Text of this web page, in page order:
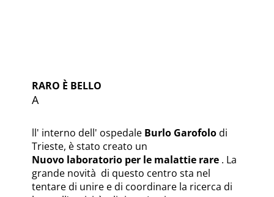
RARO È BELLO
A
ll' interno dell' ospedale Burlo Garofolodi
Trieste, è stato creato un
Nuovo laboratorio per le malattie rare . La
grande novità di questo centro sta nel
tentare di unire e di coordinare la ricerca di